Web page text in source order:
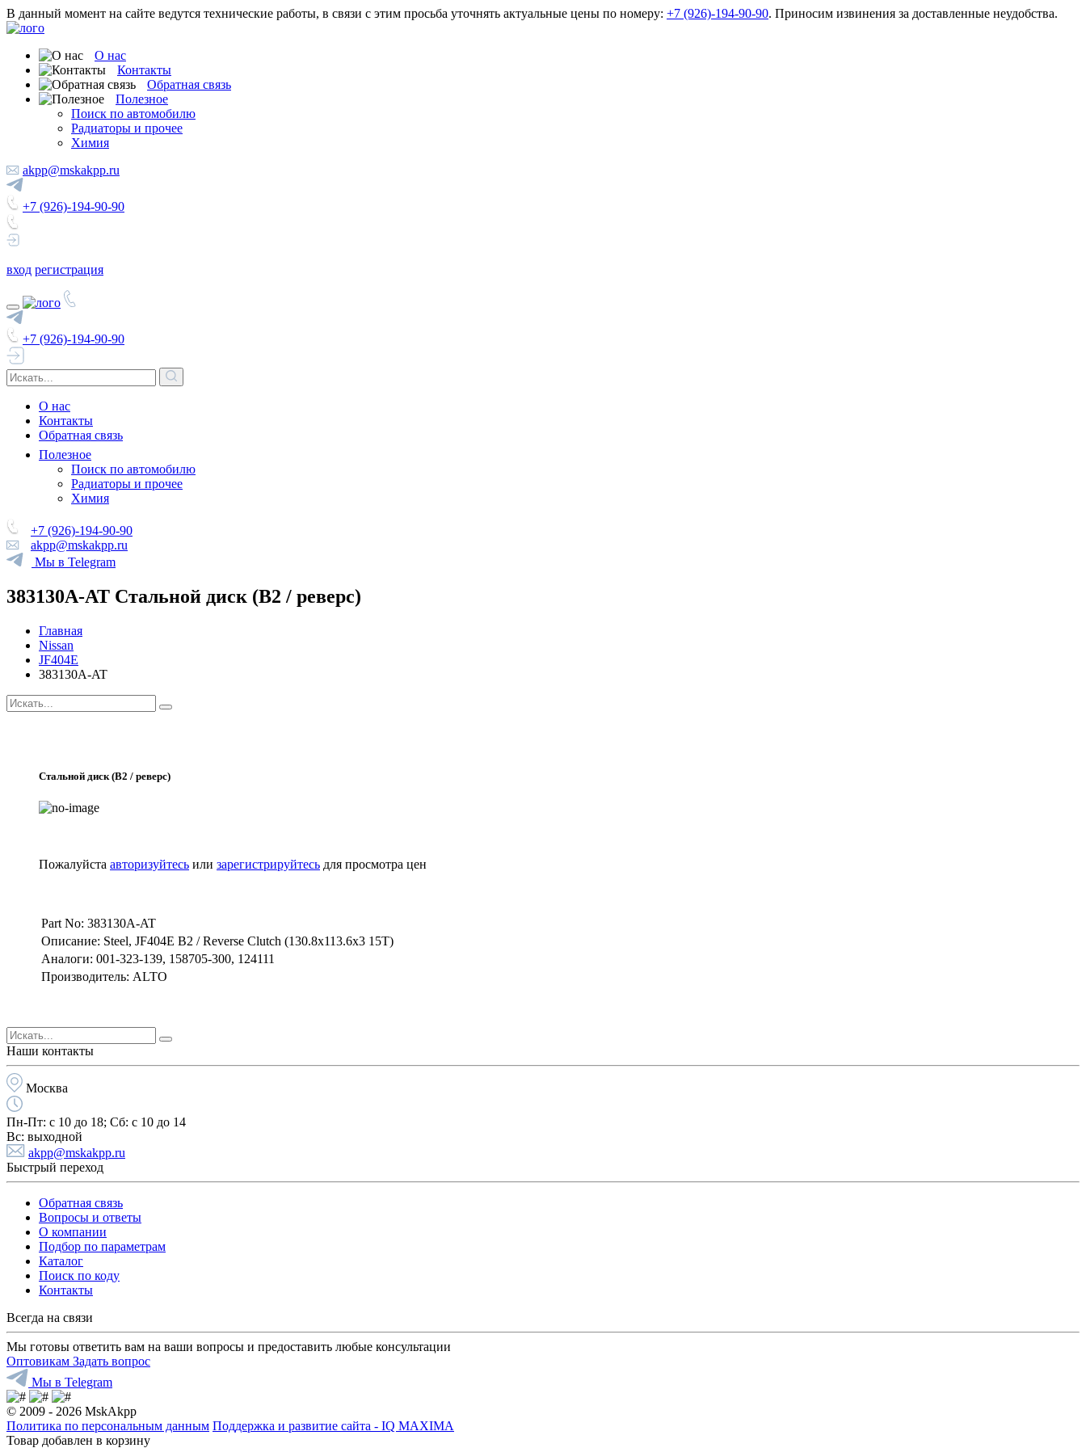
В данный момент на сайте ведутся технические работы, в связи с этим просьба уточнять актуальные цены по номеру: +7 (926)-194-90-90. Приносим извинения за доставленные неудобства.
О нас
Контакты
Обратная связь
Полезное
Поиск по автомобилю
Радиаторы и прочее
Химия
akpp@mskakpp.ru
+7 (926)-194-90-90
вход регистрация
+7 (926)-194-90-90
О нас
Контакты
Обратная связь
Полезное
Поиск по автомобилю
Радиаторы и прочее
Химия
+7 (926)-194-90-90
akpp@mskakpp.ru
Мы в Telegram
383130A-AT Стальной диск (B2 / реверс)
Главная
Nissan
JF404E
383130A-AT
Стальной диск (B2 / реверс)
Пожалуйста авторизуйтесь или зарегистрируйтесь для просмотра цен
Part No: 383130A-AT
Описание: Steel, JF404E B2 / Reverse Clutch (130.8x113.6x3 15T)
Аналоги: 001-323-139, 158705-300, 124111
Производитель: ALTO
Наши контакты
Москва
Пн-Пт: с 10 до 18; Cб: с 10 до 14
Вс: выходной
akpp@mskakpp.ru
Быстрый переход
Обратная связь
Вопросы и ответы
О компании
Подбор по параметрам
Каталог
Поиск по коду
Контакты
Всегда на связи
Мы готовы ответить вам на ваши вопросы и предоставить любые консультации
Оптовикам Задать вопрос
Мы в Telegram
© 2009 - 2026 MskAkpp
Политика по персональным данным Поддержка и развитие сайта - IQ MAXIMA
Товар добавлен в корзину